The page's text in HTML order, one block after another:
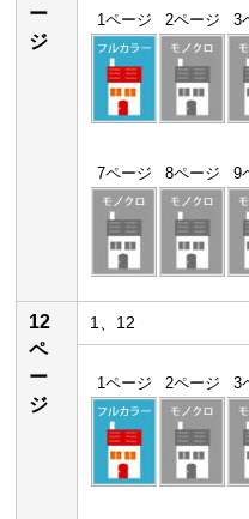
ー
ジ
1ページ 2ページ 3
7ページ 8ページ 9
12
ペ
ー
ジ
1、12
1ページ 2ページ 3